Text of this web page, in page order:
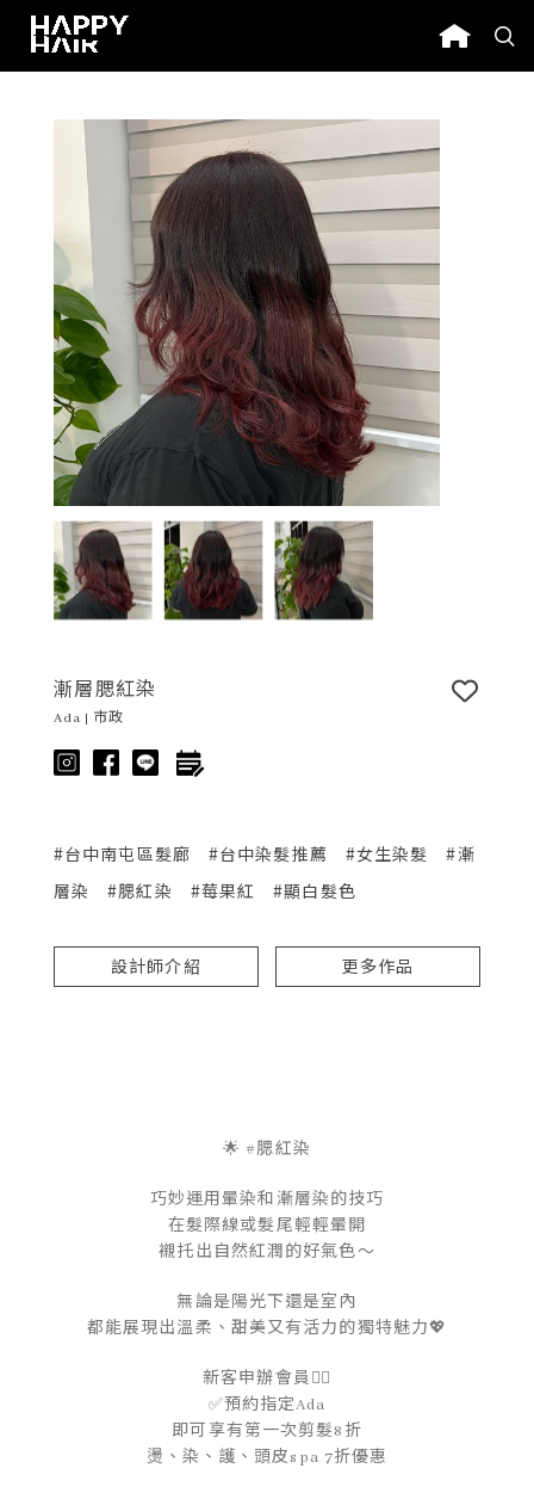
漸層腮紅染
Ada | 市政
#台中南屯區髮廊 #台中染髮推薦 #女生染髮
#漸
層染
#腮紅染 #莓果紅 #顯白髮色
設計師介紹 更多作品
🌟 #腮紅染
巧妙運用暈染和漸層染的技巧
在髮際線或髮尾輕輕暈開
襯托出自然紅潤的好氣色～
無論是陽光下還是室內
都能展現出溫柔、甜美又有活力的獨特魅力💖
新客申辦會員👇🏻
✅預約指定Ada
即可享有第一次剪髮8折
燙、染、護、頭皮spa 7折優惠